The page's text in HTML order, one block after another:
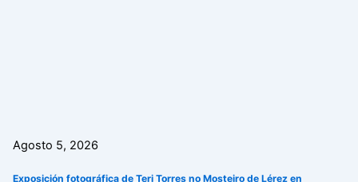
Agosto 5, 2026
Exposición fotográfica de Teri Torres no Mosteiro de Lérez en